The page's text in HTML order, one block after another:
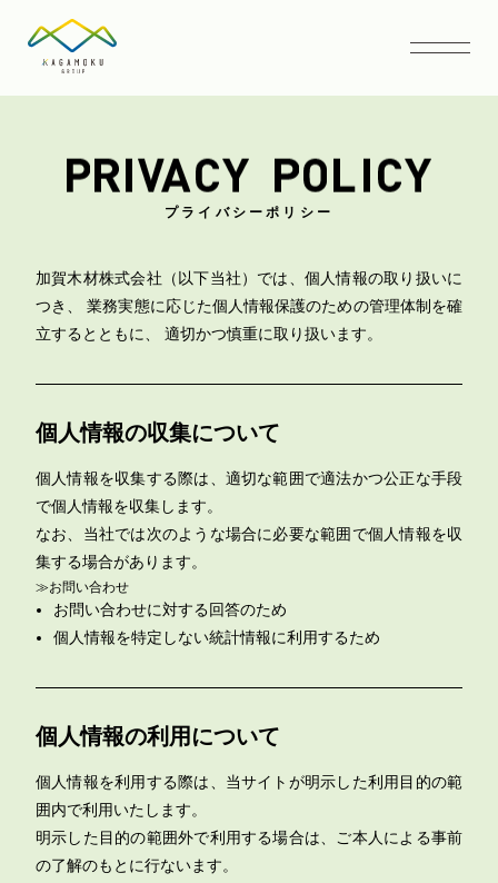
プライバシーポリシー
加賀木材株式会社（以下当社）では、個人情報の取り扱いに
つき、
業務実態に応じた個人情報保護のための管理体制を確
立するとともに、
適切かつ慎重に取り扱います。
個人情報の収集について
個人情報を収集する際は、適切な範囲で適法かつ公正な手段
で個人情報を収集します。
なお、当社では次のような場合に必要な範囲で個人情報を収
集する場合があります。
≫お問い合わせ
お問い合わせに対する回答のため
個人情報を特定しない統計情報に利用するため
個人情報の利用について
個人情報を利用する際は、当サイトが明示した利用目的の範
囲内で利用いたします。
明示した目的の範囲外で利用する場合は、ご本人による事前
の了解のもとに行ないます。